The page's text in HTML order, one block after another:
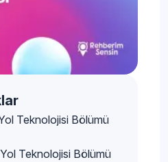
Teknolojisi Bölümü
Teknolojisi Bölümü